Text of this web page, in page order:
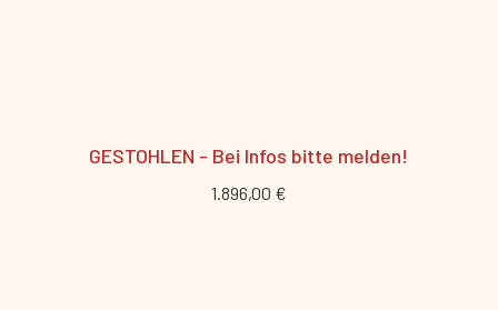
GESTOHLEN - Bei Infos bitte melden!
1.896,00 €